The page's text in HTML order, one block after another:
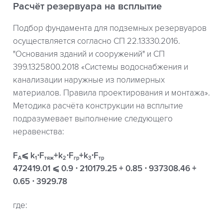
Расчёт резервуара на всплытие
Подбор фундамента для подземных резервуаров
осуществляется согласно СП 22.13330.2016.
"Основания зданий и сооружений" и СП
399.1325800.2018 «Системы водоснабжения и
канализации наружные из полимерных
материалов. Правила проектирования и монтажа».
Методика расчёта конструкции на всплытие
подразумевает выполнение следующего
неравенства:
FA⩽ k1 ⋅Fтяж+k2⋅Fгр+k3⋅Fтр
472419.01 ⩽ 0.9 ⋅ 210179.25 + 0.85 ⋅ 937308.46 +
0.65 ⋅ 3929.78
где: